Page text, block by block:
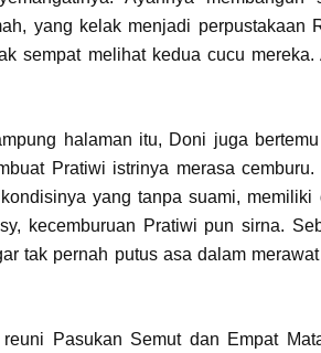
yang kelak menjadi perpustakaan
sempat melihat kedua cucu
halaman itu, Doni juga
Pratiwi istrinya merasa
yang tanpa suami,
kecemburuan Pratiwi pun sirna.
tak pernah putus asa dalam
Pasukan Semut dan Empat